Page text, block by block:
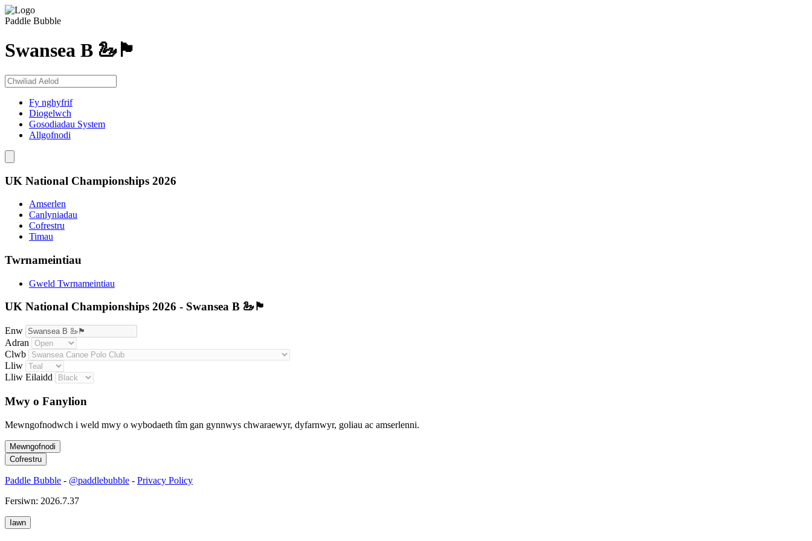
Paddle Bubble
Swansea B 🦢🏴󠁧󠁢󠁷󠁬󠁳󠁿
Fy nghyfrif
Diogelwch
Gosodiadau System
Allgofnodi
UK National Championships 2026
Amserlen
Canlyniadau
Cofrestru
Timau
Twrnameintiau
Gweld Twrnameintiau
UK National Championships 2026 - Swansea B 🦢🏴󠁧󠁢󠁷󠁬󠁳󠁿
Enw
Adran
Clwb
Lliw
Lliw Eilaidd
Mwy o Fanylion
Mewngofnodwch i weld mwy o wybodaeth tîm gan gynnwys chwaraewyr, dyfarnwyr, goliau ac amserlenni.
Paddle Bubble - @paddlebubble - Privacy Policy
Fersiwn: 2026.7.37